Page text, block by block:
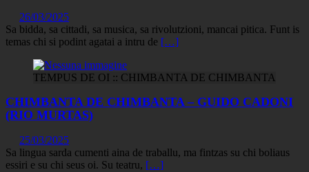
26/03/2025
Sa bidda, sa cittadi, sa musica, sa rivolutzioni, mancai pitica. Funt is
temas chi si podint agatai a intru de […]
TEMPUS DE OI :: CHIMBANTA DE CHIMBANTA
CHIMBANTA DE CHIMBANTA – GUIDO CADONI
(RIO MURTAS)
25/03/2025
Sa lingua sarda cumenti aina de traballu, ma fintzas su chi boliaus
essiri e su chi seus oi. Su teatru, […]